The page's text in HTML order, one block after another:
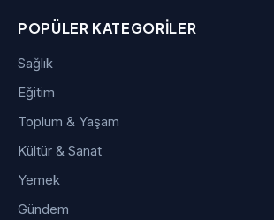
POPÜLER KATEGORILER
Sağlık
Eğitim
Toplum & Yaşam
Kültür & Sanat
Yemek
Gündem